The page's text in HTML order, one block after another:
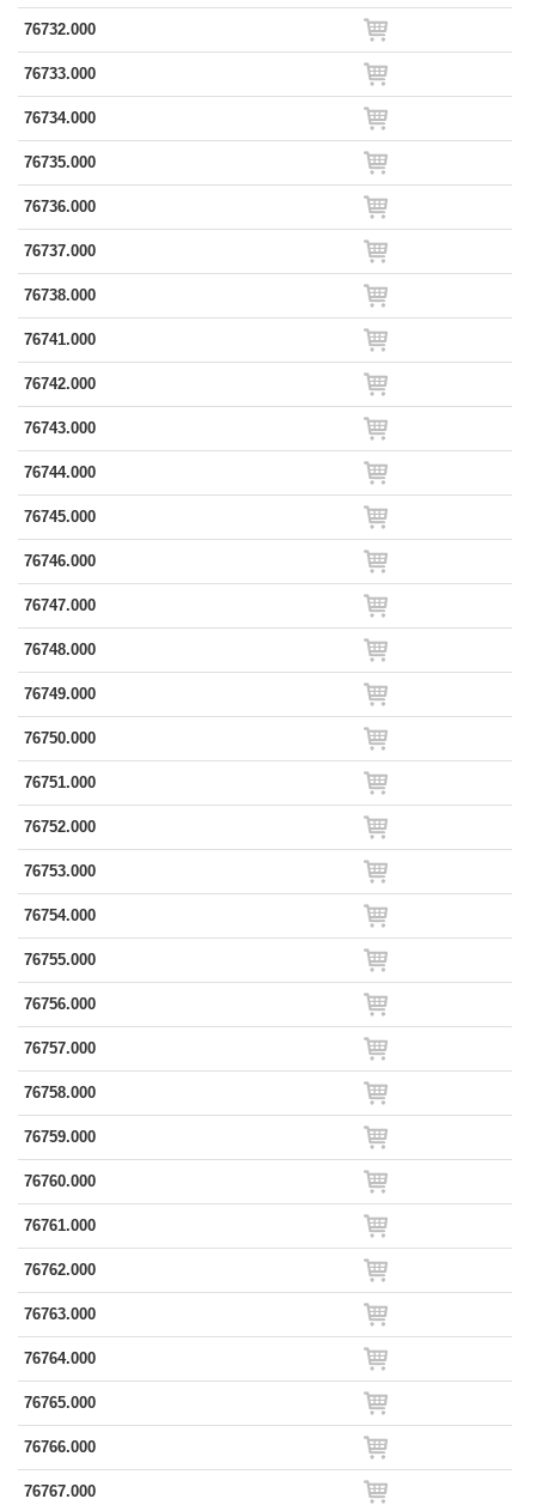
76732.000
76733.000
76734.000
76735.000
76736.000
76737.000
76738.000
76741.000
76742.000
76743.000
76744.000
76745.000
76746.000
76747.000
76748.000
76749.000
76750.000
76751.000
76752.000
76753.000
76754.000
76755.000
76756.000
76757.000
76758.000
76759.000
76760.000
76761.000
76762.000
76763.000
76764.000
76765.000
76766.000
76767.000